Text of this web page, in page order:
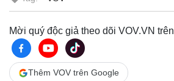
Mời quý độc giả theo dõi VOV.VN trên
Thêm VOV trên Google